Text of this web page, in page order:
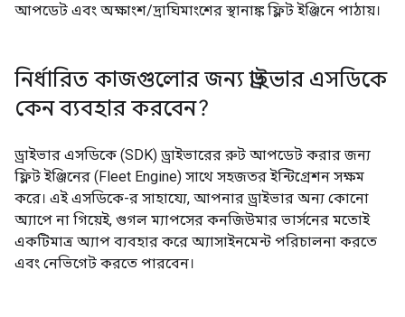
আপডেট এবং অক্ষাংশ/দ্রাঘিমাংশের স্থানাঙ্ক ফ্লিট ইঞ্জিনে পাঠায়।
নির্ধারিত কাজগুলোর জন্য ড্রাইভার এসডিকে
কেন ব্যবহার করবেন?
ড্রাইভার এসডিকে (SDK) ড্রাইভারের রুট আপডেট করার জন্য
ফ্লিট ইঞ্জিনের (Fleet Engine) সাথে সহজতর ইন্টিগ্রেশন সক্ষম
করে। এই এসডিকে-র সাহায্যে, আপনার ড্রাইভার অন্য কোনো
অ্যাপে না গিয়েই, গুগল ম্যাপসের কনজিউমার ভার্সনের মতোই
একটিমাত্র অ্যাপ ব্যবহার করে অ্যাসাইনমেন্ট পরিচালনা করতে
এবং নেভিগেট করতে পারবেন।